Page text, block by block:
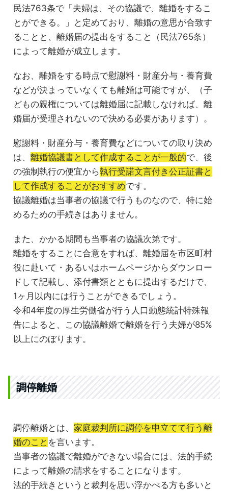
民法763条で「夫婦は、その協議で、離婚をするこ
とができる。」と定めており、離婚の意思が合致す
ることと、離婚届の提出をすること（民法765条）
によって離婚が成立します。
なお、離婚をする時点で慰謝料・財産分与・養育費
などが決まっていなくても離婚は可能ですが、（子
どもの親権については離婚届に記載しなければ、離
婚届が受理されないので決める必要があります）。
慰謝料・財産分与・養育費などについての取り決め
は、 離婚協議書として作成することが一般的で、後
の強制執行の便宜から執行受諾文言付き公正証書と
して作成することがおすすめです。
協議離婚は当事者の協議で行うものなので、特に始
めるための手続きはありません。
また、かかる期間も当事者の協議次第です。
離婚をすることに合意をすれば、離婚届を市区町村
役に赴いて・あるいはホームページからダウンロー
ドして記載し、添付書類とともに提出するだけで、
1ヶ月以内には行うことができるでしょう。
令和4年度の厚生労働省が行う人口動態統計特殊報
告によると、この協議離婚で離婚を行う夫婦が85%
以上にのぼります。
調停離婚
調停離婚とは、 家庭裁判所に調停を申立てて行う離
婚のこと を言います。
当事者の協議で離婚ができない場合には、法的手続
によって離婚の請求をすることになります。
法的手続きというと裁判を思い浮かべる方も多いと